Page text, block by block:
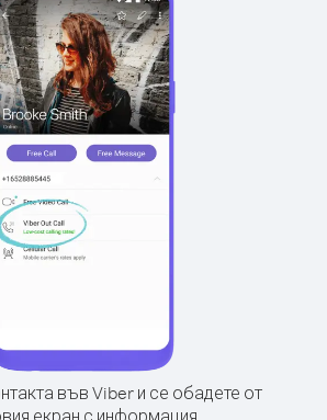
във Viber и се обадете от
екран с информация